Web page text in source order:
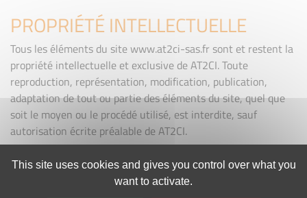
PROPRIÉTÉ INTELLECTUELLE
Tous les éléments du site www.at2ci-sas.fr sont et restent la
propriété intellectuelle et exclusive de AT2CI. Toute
reproduction, représentation, modification, publication,
adaptation de tout ou partie des éléments du site, quel que
soit le moyen ou le procédé utilisé, est interdite, sauf
autorisation écrite préalable de AT2CI.
DONNÉES À CARACTÈRE
This site uses cookies and gives you control over what you
want to activate.